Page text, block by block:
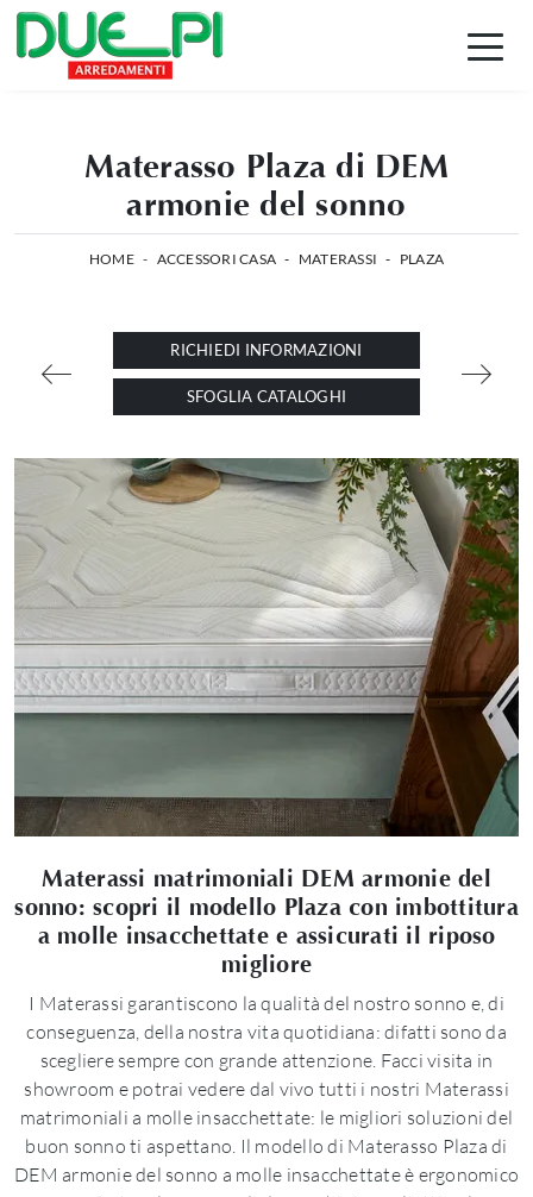
Materasso Plaza di DEM
armonie del sonno
HOME - ACCESSORI CASA - MATERASSI - PLAZA
RICHIEDI INFORMAZIONI
SFOGLIA CATALOGHI
Materassi matrimoniali DEM armonie del
sonno: scopri il modello Plaza con imbottitura
a molle insacchettate e assicurati il riposo
migliore
I Materassi garantiscono la qualità del nostro sonno e, di
conseguenza, della nostra vita quotidiana: difatti sono da
scegliere sempre con grande attenzione. Facci visita in
showroom e potrai vedere dal vivo tutti i nostri Materassi
matrimoniali a molle insacchettate: le migliori soluzioni del
buon sonno ti aspettano. Il modello di Materasso Plaza di
DEM armonie del sonno a molle insacchettate è ergonomico